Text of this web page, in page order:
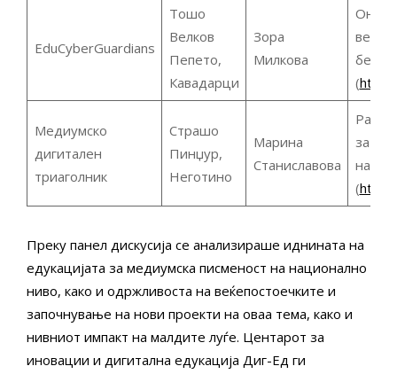
EduCyberGuardians
Тошо
Велков
Пепето,
Кавадарци
Зора
Милкова
(
Медиумско
дигитален
триаголник
Страшо
Пинџур,
Неготино
Марина
Станиславова
за
на
(
Преку панел дискусија се анализираше иднината на
едукацијата за медиумска писменост на национално
ниво, како и одржливоста на веќепостоечките и
започнување на нови проекти на оваа тема, како и
нивниот импакт на малдите луѓе. Центарот за
иновации и дигитална едукација Диг-Ед ги